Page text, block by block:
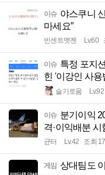
이슈 야스쿠니
마세요”
빈센트멧젠 Lv.60
이슈 특정 포지
힌 '이강인 사
슬기로움 Lv.92
이슈 분기이익
격·이익배분 시
균터 Lv.42 조회
게임 상대팀도